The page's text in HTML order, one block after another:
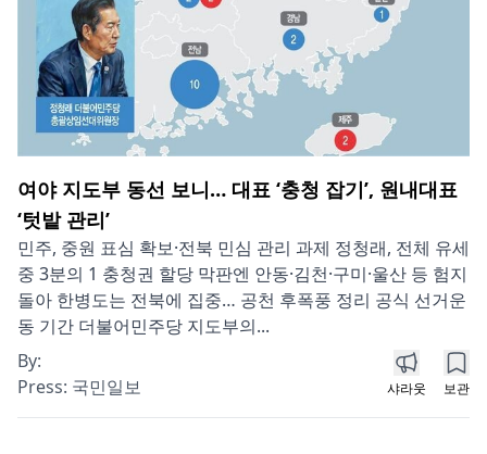
여야 지도부 동선 보니… 대표 ‘충청 잡기’, 원내대표
‘텃밭 관리’
민주, 중원 표심 확보·전북 민심 관리 과제 정청래, 전체 유세
중 3분의 1 충청권 할당 막판엔 안동·김천·구미·울산 등 험지
돌아 한병도는 전북에 집중… 공천 후폭풍 정리 공식 선거운
동 기간 더불어민주당 지도부의...
By:
Press: 국민일보 샤라웃 보관